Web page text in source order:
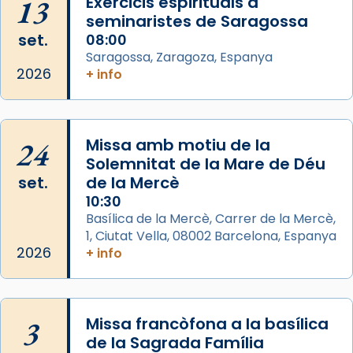
comitè organitzador de la visita apostòlica
del Sant Pare Lleó XIV a Barcelona, i als
col·laboradors, a la Catedral de Barcelona.
L’arquebisbe de Barcelona, el cardenal Joan
📸 Dr. G. Simón
Photo
View on Facebook ·
Arquebisbat de Barcelona
Memòria de les santes Juliana i
Semproniana, verges i màrtirs.
Acompanyant la història de sant Cugat, a
13
set.
2026
seminaristes de Saragossa
08:00
Saragossa, Zaragoza, Espanya
+ info
24
set.
2026
Missa amb motiu de la
Solemnitat de la Mare de Déu
de la Mercè
10:30
Basílica de la Mercè, Carrer de la Mercè,
1, Ciutat Vella, 08002 Barcelona, Espanya
+ info
3
Missa francòfona a la basílica
de la Sagrada Família